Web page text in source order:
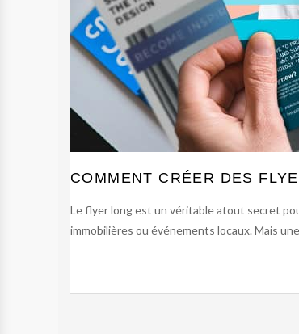
COMMENT CRÉER DES
Le flyer long est un véritable atout secret
immobilières ou événements locaux. Mais